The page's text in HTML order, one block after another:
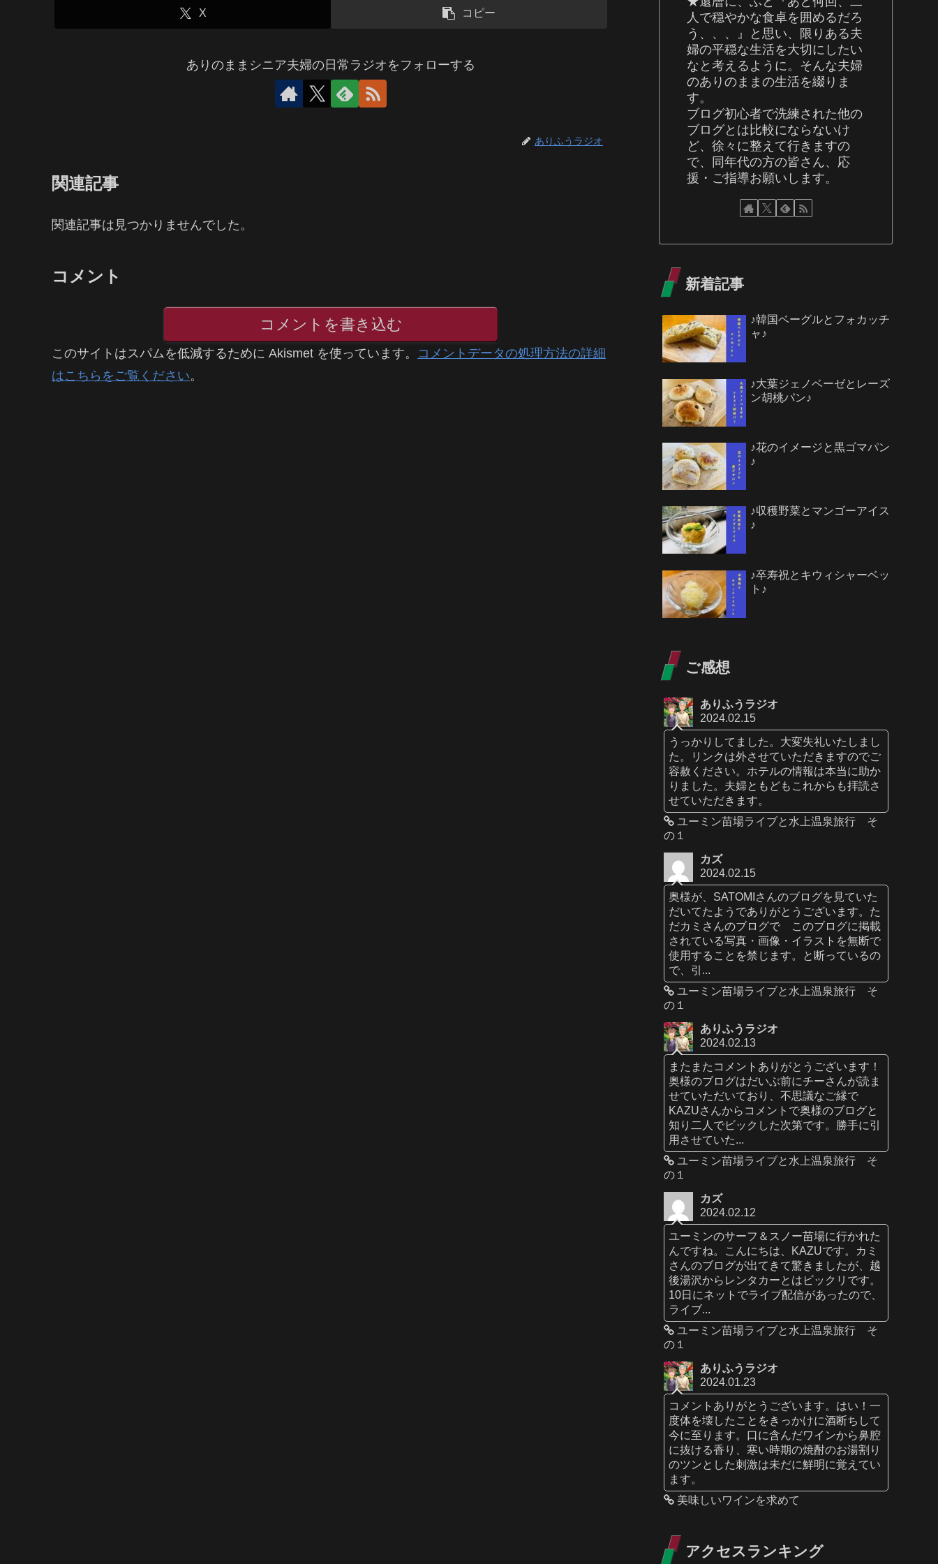
X コピー
ありのままシニア夫婦の日常ラジオをフォローする
ありふうラジオ
関連記事
関連記事は見つかりませんでした。
コメント
コメントを書き込む
このサイトはスパムを低減するために Akismet を使っています。 コメントデータの処理方法の詳細
はこちらをご覧ください。
人で穏やかな食卓を囲めるだろ
う、、、』と思い、限りある夫
婦の平穏な生活を大切にしたい
なと考えるように。そんな夫婦
のありのままの生活を綴りま
す。
ブログ初心者で洗練された他の
ブログとは比較にならないけ
ど、徐々に整えて行きますの
で、同年代の方の皆さん、応
援・ご指導お願いします。
新着記事
♪韓国ベーグルとフォカッチ
ャ♪
♪大葉ジェノベーゼとレーズ
ン胡桃パン♪
♪花のイメージと黒ゴマパン
♪
♪収穫野菜とマンゴーアイス
♪
♪卒寿祝とキウィシャーベッ
ト♪
ご感想
ありふうラジオ
2024.02.15
うっかりしてました。大変失礼いたしまし
た。リンクは外させていただきますのでご
容赦ください。ホテルの情報は本当に助か
りました。夫婦ともどもこれからも拝読さ
せていただきます。
ユーミン苗場ライブと水上温泉旅行 そ
の１
カズ
2024.02.15
奥様が、SATOMIさんのブログを見ていた
だいてたようでありがとうございます。た
だカミさんのブログで このブログに掲載
されている写真・画像・イラストを無断で
使用することを禁じます。と断っているの
で、引...
ユーミン苗場ライブと水上温泉旅行 そ
の１
ありふうラジオ
2024.02.13
またまたコメントありがとうございます！
奥様のブログはだいぶ前にチーさんが読ま
せていただいており、不思議なご縁で
KAZUさんからコメントで奥様のブログと
知り二人でビックした次第です。勝手に引
用させていた...
ユーミン苗場ライブと水上温泉旅行 そ
の１
カズ
2024.02.12
ユーミンのサーフ＆スノー苗場に行かれた
んですね。こんにちは、KAZUです。カミ
さんのブログが出てきて驚きましたが、越
後湯沢からレンタカーとはビックリです。
10日にネットでライブ配信があったので、
ライブ...
ユーミン苗場ライブと水上温泉旅行 そ
の１
ありふうラジオ
2024.01.23
コメントありがとうございます。はい！一
度体を壊したことをきっかけに酒断ちして
今に至ります。口に含んだワインから鼻腔
に抜ける香り、寒い時期の焼酎のお湯割り
のツンとした刺激は未だに鮮明に覚えてい
ます。
美味しいワインを求めて
アクセスランキング